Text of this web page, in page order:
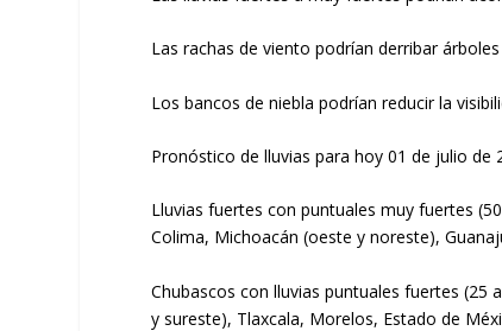
Las rachas de viento podrían derribar
Los bancos de niebla podrían reducir la
Pronóstico de lluvias para hoy 01 de julio de
Lluvias fuertes con puntuales muy fuertes
Colima, Michoacán (oeste y noreste),
Chubascos con lluvias puntuales fuertes (25
y sureste), Tlaxcala, Morelos, Estado de